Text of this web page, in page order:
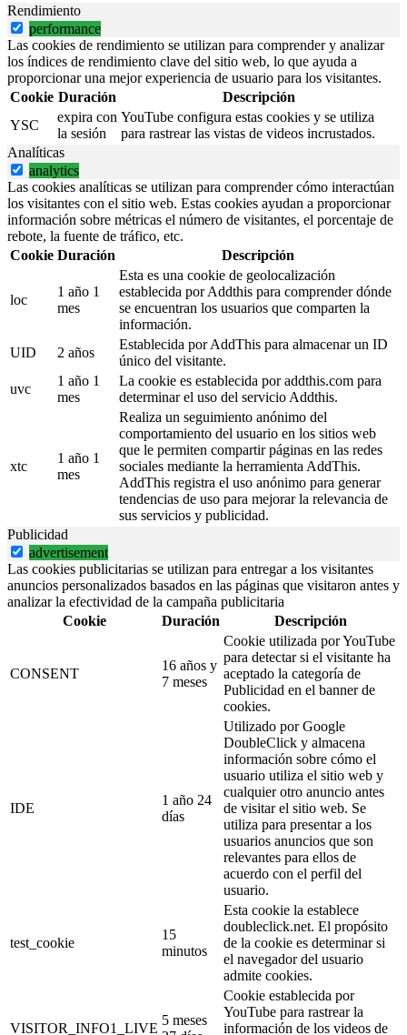
Rendimiento
performance
Las cookies de rendimiento se utilizan para comprender y analizar
los índices de rendimiento clave del sitio web, lo que ayuda a
proporcionar una mejor experiencia de usuario para los visitantes.
Cookie Duración
Descripción
YSC
expira con
la sesión
YouTube configura estas cookies y se utiliza
para rastrear las vistas de videos incrustados.
Analíticas
analytics
Las cookies analíticas se utilizan para comprender cómo interactúan
los visitantes con el sitio web. Estas cookies ayudan a proporcionar
información sobre métricas el número de visitantes, el porcentaje de
rebote, la fuente de tráfico, etc.
Cookie Duración Descripción
loc
1 año 1
mes
Esta es una cookie de geolocalización
establecida por Addthis para comprender dónde
se encuentran los usuarios que comparten la
información.
UID
2 años
Establecida por AddThis para almacenar un ID
único del visitante.
uvc
1 año 1
mes
La cookie es establecida por addthis.com para
determinar el uso del servicio Addthis.
xtc
1 año 1
mes
Realiza un seguimiento anónimo del
comportamiento del usuario en los sitios web
que le permiten compartir páginas en las redes
sociales mediante la herramienta AddThis.
AddThis registra el uso anónimo para generar
tendencias de uso para mejorar la relevancia de
sus servicios y publicidad.
Publicidad
advertisement
Las cookies publicitarias se utilizan para entregar a los visitantes
anuncios personalizados basados en las páginas que visitaron antes y
analizar la efectividad de la campaña publicitaria
Cookie
Duración Descripción
CONSENT
16 años y
7 meses
Cookie utilizada por YouTube
para detectar si el visitante ha
aceptado la categoría de
Publicidad en el banner de
cookies.
IDE
1 año 24
días
Utilizado por Google
DoubleClick y almacena
información sobre cómo el
usuario utiliza el sitio web y
cualquier otro anuncio antes
de visitar el sitio web. Se
utiliza para presentar a los
usuarios anuncios que son
relevantes para ellos de
acuerdo con el perfil del
usuario.
test_cookie
15
minutos
Esta cookie la establece
doubleclick.net. El propósito
de la cookie es determinar si
el navegador del usuario
admite cookies.
VISITOR_INFO1_LIVE
5 meses
Cookie establecida por
YouTube para rastrear la
información de los videos de